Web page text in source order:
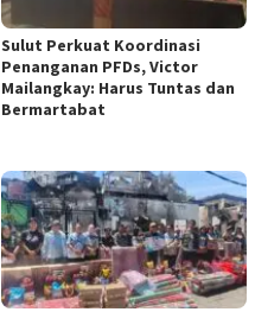
Sulut Perkuat Koordinasi
Penanganan PFDs, Victor
Mailangkay: Harus Tuntas dan
Bermartabat